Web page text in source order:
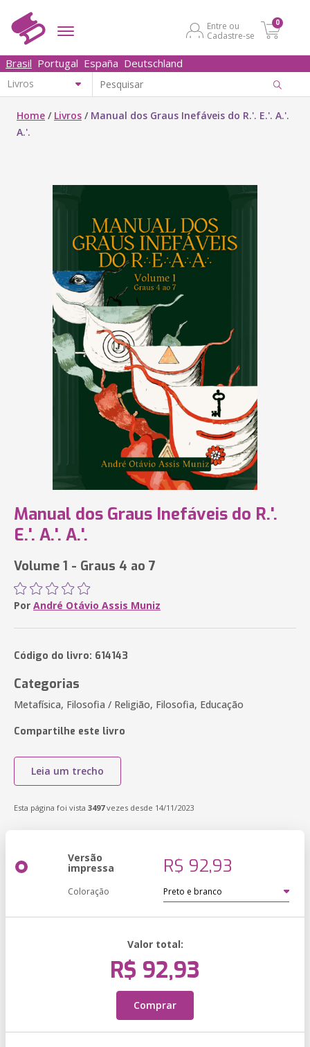
Entre ou
Cadastre-se
0
Brasil Portugal España Deutschland
Home / Livros / Manual dos Graus Inefáveis do R.'. E.'. A.'.
A.'.
Manual dos Graus Inefáveis do R.'.
E.'. A.'. A.'.
Volume 1 - Graus 4 ao 7
Por André Otávio Assis Muniz
Código do livro: 614143
Categorias
Metafísica, Filosofia / Religião, Filosofia, Educação
Compartilhe este livro
Leia um trecho
Esta página foi vista 3497vezes desde 14/11/2023
Versão
impressa R$ 92,93
Coloração
Valor total:
R$ 92,93
Comprar